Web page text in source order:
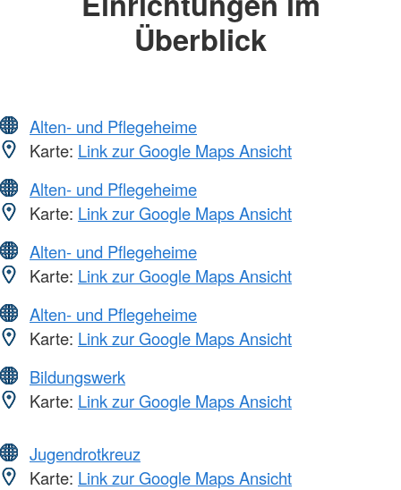
Überblick
Alten- und Pflegeheime
Karte: Link zur Google Maps Ansicht
Alten- und Pflegeheime
Karte: Link zur Google Maps Ansicht
Alten- und Pflegeheime
Karte: Link zur Google Maps Ansicht
Alten- und Pflegeheime
Karte: Link zur Google Maps Ansicht
Bildungswerk
Karte: Link zur Google Maps Ansicht
Jugendrotkreuz
Karte: Link zur Google Maps Ansicht